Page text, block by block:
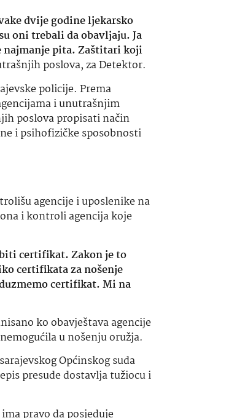
dvije godine ljekarsko
oni trebali da obavljaju. Ja
najmanje pita. Zaštitari koji
poslova, za Detektor.
policije. Prema
i unutrašnjim
poslova propisati način
i psihofizičke sposobnosti
agencije i uposlenike na
i kontroli agencija koje
certifikat. Zakon je to
certifikata za nošenje
certifikat. Mi na
ko obavještava agencije
u nošenju oružja.
Općinskog suda
presude dostavlja tužiocu i
pravo da posjeduje